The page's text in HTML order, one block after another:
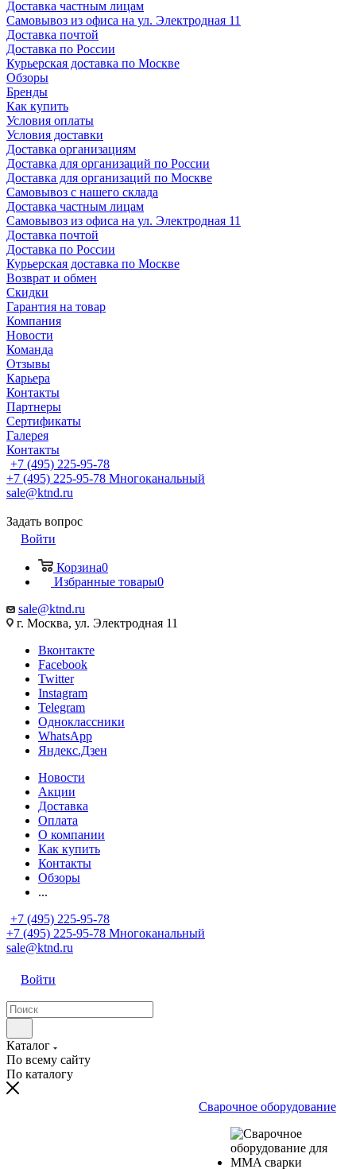
Доставка частным лицам
Самовывоз из офиса на ул. Электродная 11
Доставка почтой
Доставка по России
Курьерская доставка по Москве
Обзоры
Бренды
Как купить
Условия оплаты
Условия доставки
Доставка организациям
Доставка для организаций по России
Доставка для организаций по Москве
Самовывоз с нашего склада
Доставка частным лицам
Самовывоз из офиса на ул. Электродная 11
Доставка почтой
Доставка по России
Курьерская доставка по Москве
Возврат и обмен
Скидки
Гарантия на товар
Компания
Новости
Команда
Отзывы
Карьера
Контакты
Партнеры
Сертификаты
Галерея
Контакты
+7 (495) 225-95-78
+7 (495) 225-95-78 Многоканальный
sale@ktnd.ru
Задать вопрос
Войти
Корзина0
Избранные товары0
sale@ktnd.ru
г. Москва, ул. Электродная 11
Вконтакте
Facebook
Twitter
Instagram
Telegram
Одноклассники
WhatsApp
Яндекс.Дзен
Новости
Акции
Доставка
Оплата
О компании
Как купить
Контакты
Обзоры
...
+7 (495) 225-95-78
+7 (495) 225-95-78 Многоканальный
sale@ktnd.ru
Войти
Каталог
По всему сайту
По каталогу
Сварочное оборудование